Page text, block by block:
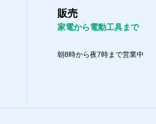
販売
家電から電動工具まで
朝8時から夜7時まで営業中